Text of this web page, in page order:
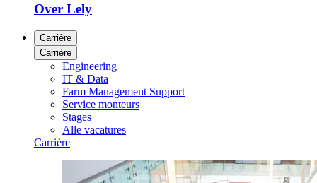
Over Lely
Carrière
Carrière
Engineering
IT & Data
Farm Management Support
Service monteurs
Stages
Alle vacatures
Carrière